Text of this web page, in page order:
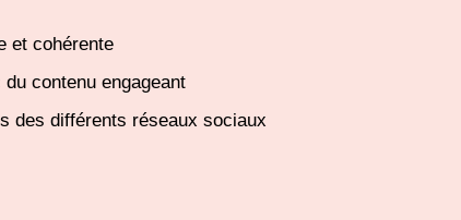
et cohérente
contenu engageant
des différents réseaux sociaux